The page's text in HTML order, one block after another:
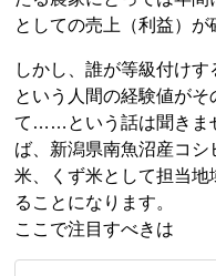
としての売上（利益）が
しかし、誰が等級付け
という人間の経験値が
て……という話は聞きま
ば、新潟県南魚沼産コ
米、くず米として担当
ることになります。
ここで注目すべきは